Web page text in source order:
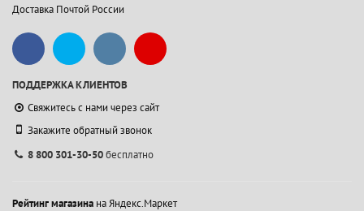
Доставка Почтой России
ПОДДЕРЖКА КЛИЕНТОВ
Свяжитесь с нами через сайт
Закажите обратный звонок
8 800 301-30-50бесплатно
Рейтинг магазина на Яндекс.Маркет